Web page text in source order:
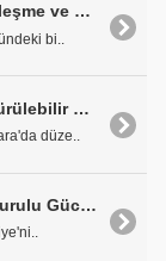
Enerji Sektöründe Küresel Birleşme ve Satın Alma Hareketliliği, Uzun Bir Aradan Sonra Türkiye'ye Yansıdı
bi..
HESİAD Hidroelektrik ile Sürdürülebilir Gelecek Çalıştayı Sonuç Raporu Yayınlandı
düze..
Eksim Enerji, 1.186,5 MW'lık Kurulu Güce Ulaştı